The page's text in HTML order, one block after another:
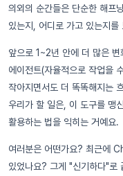
의외의 순간들은 단순한 해프
있는지, 어디로 가고 있는지
앞으로 1~2년 안에 더 많은
에이전트(자율적으로 작업을
작아지면서도 더 똑똑해지는
우리가 할 일은, 이 도구를 맹
활용하는 법을 익히는 거예요.
여러분은 어떤가요? 최근에
있었나요? 그게 "신기하다"로